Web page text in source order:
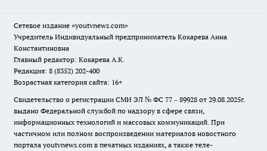
Сетевое издание «youtvnews.com»
Учредитель Индивидуальный предприниматель Кокарева Анна
Константиновна
Главный редактор: Кокарева А.К.
Редакция: 8 (8352) 202-400
Возрастная категория сайта: 16+
Свидетельство о регистрации СМИ ЭЛ № ФС 77 – 89928 от 29.08.2025г.
выдано Федеральной службой по надзору в сфере связи,
информационных технологий и массовых коммуникаций. При
частичном или полном воспроизведении материалов новостного
портала youtvnews.com в печатных изданиях, а также теле-